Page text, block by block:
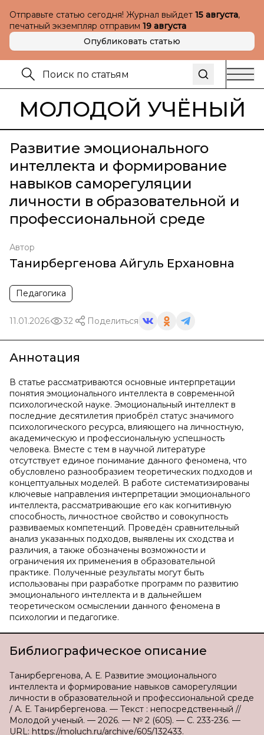
Отправьте статью сегодня! Журнал выйдет 15 августа,
печатный экземпляр отправим 19 августа
Опубликовать статью
МОЛОДОЙ УЧЁНЫЙ
Развитие эмоционального
интеллекта и формирование
навыков саморегуляции
личности в образовательной и
профессиональной среде
Автор
Танирбергенова Айгуль Ерхановна
Педагогика
11.01.2026 32 Поделиться
Аннотация
В статье рассматриваются основные интерпретации
понятия эмоционального интеллекта в современной
психологической науке. Эмоциональный интеллект в
последние десятилетия приобрёл статус значимого
психологического ресурса, влияющего на личностную,
академическую и профессиональную успешность
человека. Вместе с тем в научной литературе
отсутствует единое понимание данного феномена, что
обусловлено разнообразием теоретических подходов и
концептуальных моделей. В работе систематизированы
ключевые направления интерпретации эмоционального
интеллекта, рассматривающие его как когнитивную
способность, личностное свойство и совокупность
развиваемых компетенций. Проведён сравнительный
анализ указанных подходов, выявлены их сходства и
различия, а также обозначены возможности и
ограничения их применения в образовательной
практике. Полученные результаты могут быть
использованы при разработке программ по развитию
эмоционального интеллекта и в дальнейшем
теоретическом осмыслении данного феномена в
психологии и педагогике.
Библиографическое описание
Танирбергенова, А. Е. Развитие эмоционального
интеллекта и формирование навыков саморегуляции
личности в образовательной и профессиональной среде
/ А. Е. Танирбергенова. — Текст : непосредственный //
Молодой ученый. — 2026. — № 2 (605). — С. 233-236. —
URL: https://moluch.ru/archive/605/132433.